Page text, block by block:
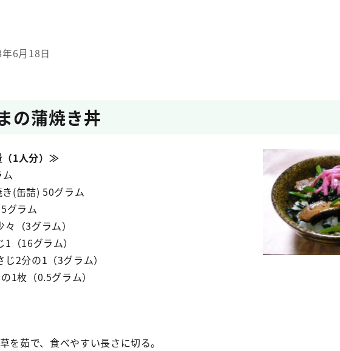
6月18日
の蒲焼き丼
1人分）≫
(缶詰) 50グラム
グラム
（3グラム）
（16グラム）
じ2分の1（3グラム）
1枚（0.5グラム）
を茹で、食べやすい長さに切る。